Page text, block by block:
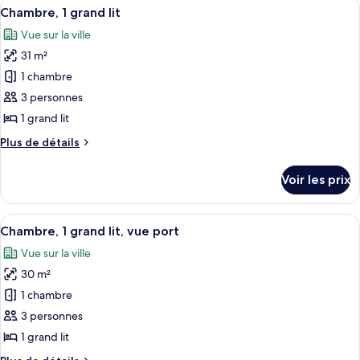
doubles
de
Chambre,
2
lits
doubles
toutes
les
photos
pour
ce
type
chambre :
grand
lit
11
Chambre, 1 grand lit
Vue sur la ville
31 m²
1 chambre
3 personnes
1 grand lit
Plus de détails
Plus
le
type
de
Chambre,
grand
lit
Voir les prix
Afficher
toutes
les
photos
pour
ce
type
Literie de qualité supérieure,
7
Chambre, 1 grand lit, vue port
Vue sur la ville
30 m²
1 chambre
3 personnes
1 grand lit